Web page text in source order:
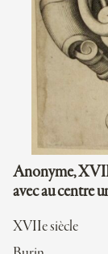
Anonyme,
avec au centre
XVIIe siècle